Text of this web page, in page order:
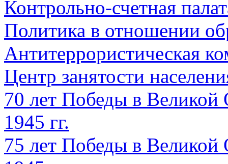
Контрольно-счетная
Политика в отношении
Антитеррористическая
Центр занятости
70 лет Победы в Великой
1945 гг.
75 лет Победы в Великой